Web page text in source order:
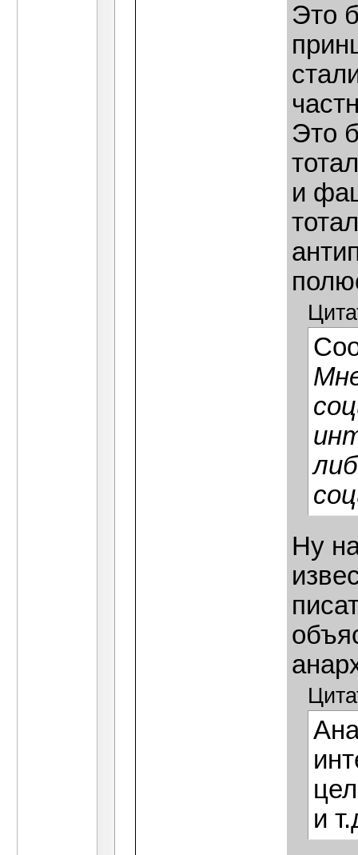
Это
Это
и
Ну
и